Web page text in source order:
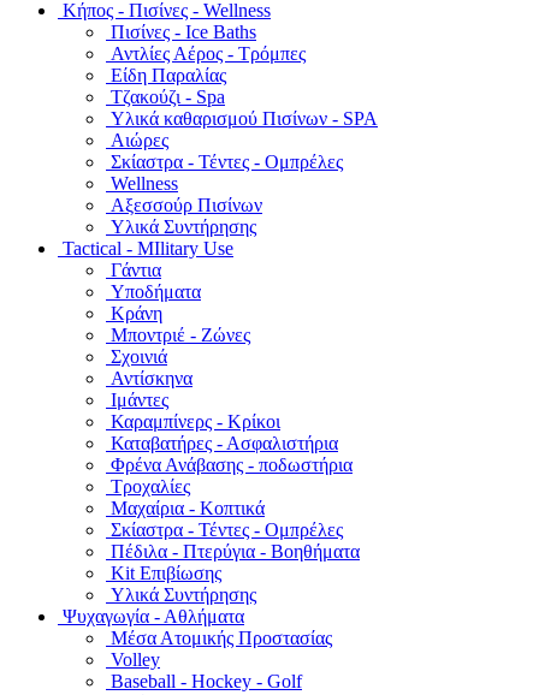
Κήπος - Πισίνες - Wellness
Πισίνες - Ice Baths
Αντλίες Αέρος - Τρόμπες
Είδη Παραλίας
Τζακούζι - Spa
Υλικά καθαρισμού Πισίνων - SPA
Αιώρες
Σκίαστρα - Τέντες - Ομπρέλες
Wellness
Αξεσσούρ Πισίνων
Υλικά Συντήρησης
Tactical - MIlitary Use
Γάντια
Υποδήματα
Κράνη
Μποντριέ - Ζώνες
Σχοινιά
Αντίσκηνα
Ιμάντες
Καραμπίνερς - Κρίκοι
Καταβατήρες - Ασφαλιστήρια
Φρένα Ανάβασης - ποδωστήρια
Τροχαλίες
Μαχαίρια - Κοπτικά
Σκίαστρα - Τέντες - Ομπρέλες
Πέδιλα - Πτερύγια - Βοηθήματα
Kit Επιβίωσης
Υλικά Συντήρησης
Ψυχαγωγία - Αθλήματα
Μέσα Ατομικής Προστασίας
Volley
Baseball - Hockey - Golf